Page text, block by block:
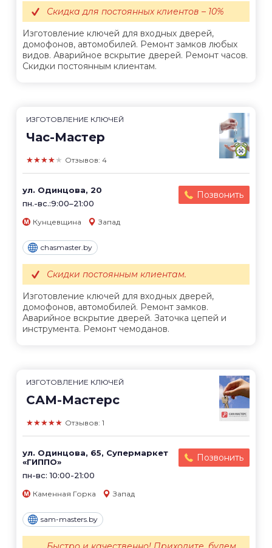
Изготовление ключей для входных дверей,
домофонов, автомобилей. Ремонт замков любых
видов. Аварийное вскрытие дверей. Ремонт часов.
Скидки постоянным клиентам.
Скидка для постоянных клиентов – 10%
ИЗГОТОВЛЕНИЕ КЛЮЧЕЙ
Час-Мастер
★★★★★ Отзывов: 4
ул. Одинцова, 20
пн.-вс.:9:00–21:00
Позвонить
Кунцевщина Запад
chasmaster.by
Изготовление ключей для входных дверей,
домофонов, автомобилей. Ремонт замков.
Аварийное вскрытие дверей. Заточка цепей и
инструмента. Ремонт чемоданов.
Скидки постоянным клиентам.
ИЗГОТОВЛЕНИЕ КЛЮЧЕЙ
САМ-Мастерс
★★★★★ Отзывов: 1
ул. Одинцова, 65, Супермаркет
«ГИППО»
пн-вс: 10:00-21:00
Позвонить
Каменная Горка Запад
sam-masters.by